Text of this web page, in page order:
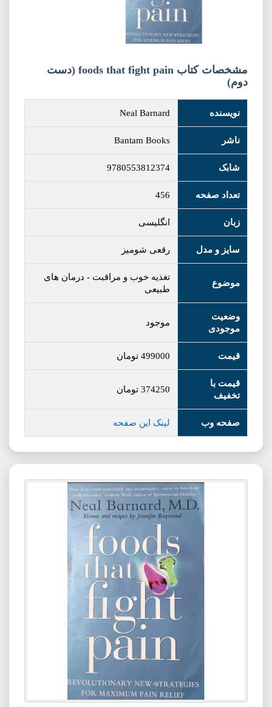
مشخصات کتاب foods that fight pain (دست
دوم)
نویسنده Neal Barnard
ناشر Bantam Books
شابک 9780553812374
تعداد صفحه 456
زبان انگلیسی
سایز و مدل رقعی شومیز
موضوع
تغذیه خوب و مراقبت - درمان های
طبیعی
وضعیت
موجودی
موجود
قیمت 499000 تومان
قیمت با
تخفیف
374250 تومان
صفحه وب لینک این صفحه